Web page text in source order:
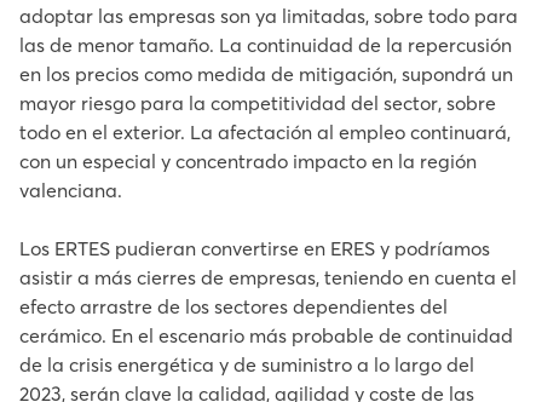
adoptar las empresas son ya limitadas, sobre todo para
las de menor tamaño. La continuidad de la repercusión
en los precios como medida de mitigación, supondrá un
mayor riesgo para la competitividad del sector, sobre
todo en el exterior. La afectación al empleo continuará,
con un especial y concentrado impacto en la región
valenciana.
Los ERTES pudieran convertirse en ERES y podríamos
asistir a más cierres de empresas, teniendo en cuenta el
efecto arrastre de los sectores dependientes del
cerámico. En el escenario más probable de continuidad
de la crisis energética y de suministro a lo largo del
2023, serán clave la calidad, agilidad y coste de las